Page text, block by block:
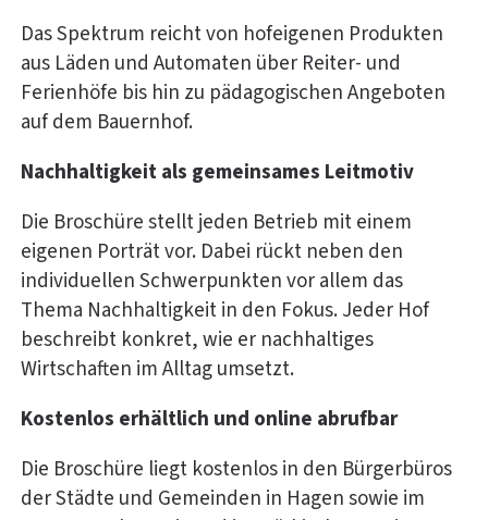
Das Spektrum reicht von hofeigenen Produkten
aus Läden und Automaten über Reiter- und
Ferienhöfe bis hin zu pädagogischen Angeboten
auf dem Bauernhof.
Nachhaltigkeit als gemeinsames Leitmotiv
Die Broschüre stellt jeden Betrieb mit einem
eigenen Porträt vor. Dabei rückt neben den
individuellen Schwerpunkten vor allem das
Thema Nachhaltigkeit in den Fokus. Jeder Hof
beschreibt konkret, wie er nachhaltiges
Wirtschaften im Alltag umsetzt.
Kostenlos erhältlich und online abrufbar
Die Broschüre liegt kostenlos in den Bürgerbüros
der Städte und Gemeinden in Hagen sowie im